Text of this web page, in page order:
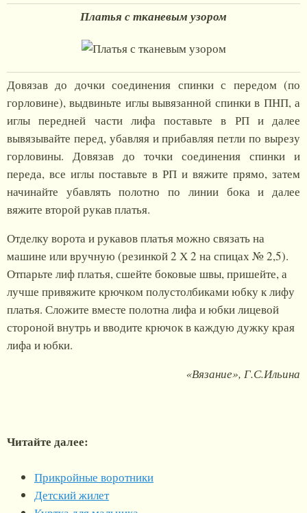
Платья с тканевым узором
Довязав до дочки соединения спинки с передом (по
горловине), выдвиньте иглы вывязанной спинки в ПНП, а
иглы передней части лифа поставьте в РП и далее
вывязывайте перед, убавляя и прибавляя петли по вырезу
горловины. Довязав до точки соединения спинки и
переда, все иглы поставьте в РП и вяжите прямо, затем
начинайте убавлять полотно по линии бока и далее
вяжите второй рукав платья.
Отделку ворота и рукавов платья можно связать на
машине или вручную (резинкой 2 Х 2 на спицах № 2,5).
Отпарьте лиф платья, сшейте боковые швы, пришейте, а
лучше привяжите крючком полустолбиками юбку к лифу
платья. Сложите вместе полотна лифа и юбки лицевой
стороной внутрь и вводите крючок в каждую дужку края
лифа и юбки.
«Вязание», Г.С.Ильина
Читайте далее:
Прикройные воротники
Детский жилет